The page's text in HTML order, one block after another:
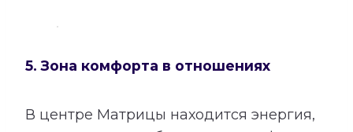
5. Зона комфорта в отношениях
В центре Матрицы находится энергия,